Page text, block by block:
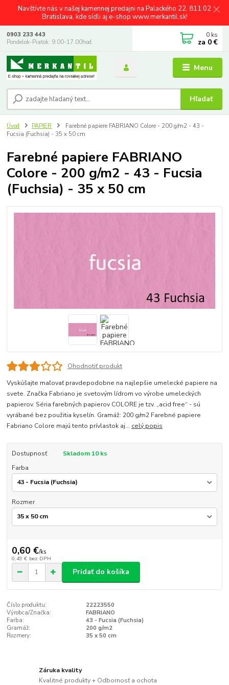
Navštívte nás v našej kamennej predajni na Palackého 22, 811 02
Bratislava, kde sídli aj e-shop www.merkantil.sk!
Menu
Hľadať
0903 233 443
Pondelok-Piatok: 9.00-17.00hod.
0 ks
za 0 €
Úvod PAPIER
Farebné papiere FABRIANO Colore - 200 g/m2 - 43 -
Fucsia (Fuchsia) - 35 x 50 cm
Farebné papiere FABRIANO
Colore - 200 g/m2 - 43 - Fucsia
(Fuchsia) - 35 x 50 cm
Ohodnotiť produkt
Vyskúšajte maľovať pravdepodobne na najlepšie umelecké papiere na
svete. Značka Fabriano je svetovým lídrom vo výrobe umeleckých
papierov. Séria farebných papierov COLORE je tzv. „acid free“ - sú
vyrábané bez použitia kyselín. Gramáž: 200 g/m2 Farebné papiere
Fabriano Colore majú tento prívlastok aj... celý popis
Dostupnosť
Skladom 10 ks
Farba
Rozmer
0,60 €/ks
0,49 € bez DPH
Pridať do košíka
Číslo produktu:
22223550
Výrobca/Značka:
FABRIANO
Farba:
43 - Fucsia (Fuchsia)
Gramáž:
200 g/m2
Rozmery:
35 x 50 cm
Záruka kvality
Kvalitné produkty + Odbornosť a ochota